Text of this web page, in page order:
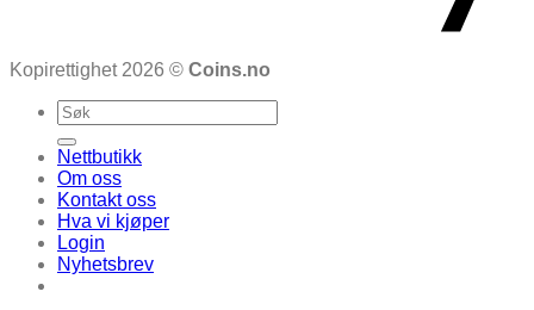
Kopirettighet 2026 © Coins.no
Search
for:
Nettbutikk
Om oss
Kontakt oss
Hva vi kjøper
Login
Nyhetsbrev